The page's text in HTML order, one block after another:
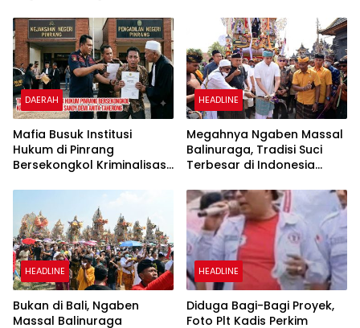
Wilayah Sahara
Akar Persoalan
DAERAH
Mafia Busuk Institusi
Hukum di Pinrang
Bersekongkol Kriminalisasi
HEADLINE
Megahnya Ngaben Massal
Balinuraga, Tradisi Suci
Terbesar di Indonesia
dan Merekatkan Ikatan
Keluarga
HEADLINE
Bukan di Bali, Ngaben
Massal Balinuraga
HEADLINE
Diduga Bagi-Bagi Proyek,
Foto Plt Kadis Perkim